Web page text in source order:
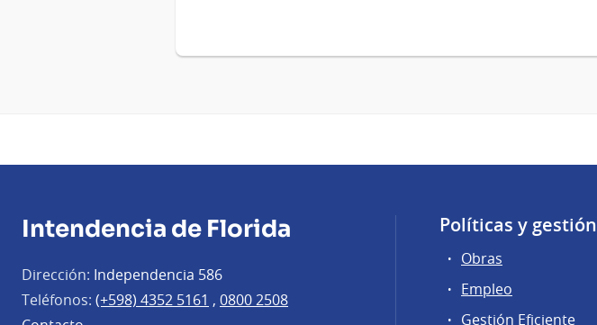
Intendencia de Florida
Dirección: Independencia 586
Teléfonos: (+598) 4352 5161 , 0800 2508
Políticas y gestión
Obras
Empleo
Gestión Eficiente